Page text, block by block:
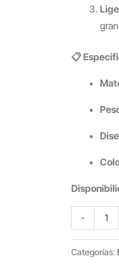
📋
-
FREGONA
DE
Categorías: